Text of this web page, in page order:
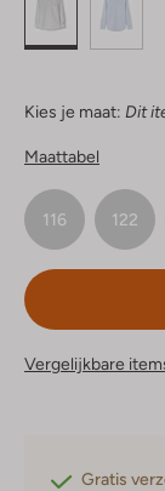
Kies je maat: Dit
Maattabel
116 122
Vergelijkbare
Gratis